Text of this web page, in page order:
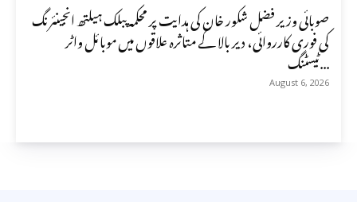
صوبائی وزیر فضل شکور خان کی ہدایت پر محکمہ پبلک ہیلتھ انجینئرنگ
کی فوری کارروائی، دیر بالا کے متاثرہ علاقوں میں موبائل واٹر
ٹیسٹنگ...
August 6, 2026